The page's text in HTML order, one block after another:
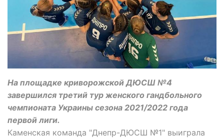
На площадке криворожской ДЮСШ №4
завершился третий тур женского гандбольного
чемпионата Украины сезона 2021/2022 года
первой лиги.
Каменская команда "Днепр-ДЮСШ №1" выиграла